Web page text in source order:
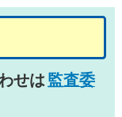
せは 監査委